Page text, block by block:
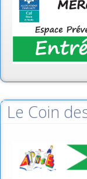
Le Coin